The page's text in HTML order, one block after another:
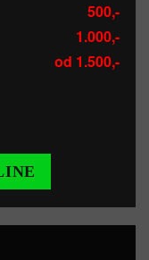
500,-
1.000,-
od 1.500,-